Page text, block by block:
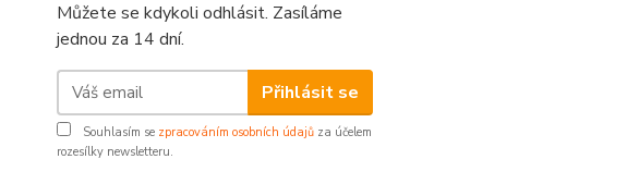
Můžete se kdykoli odhlásit. Zasíláme
jednou za 14 dní.
Přihlásit se
Souhlasím se zpracováním osobních údajů za účelem
rozesílky newsletteru.